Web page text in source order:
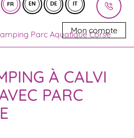
FR EN DE
Mon compte
Parc Aquatique Corse
À CALVI
PARC